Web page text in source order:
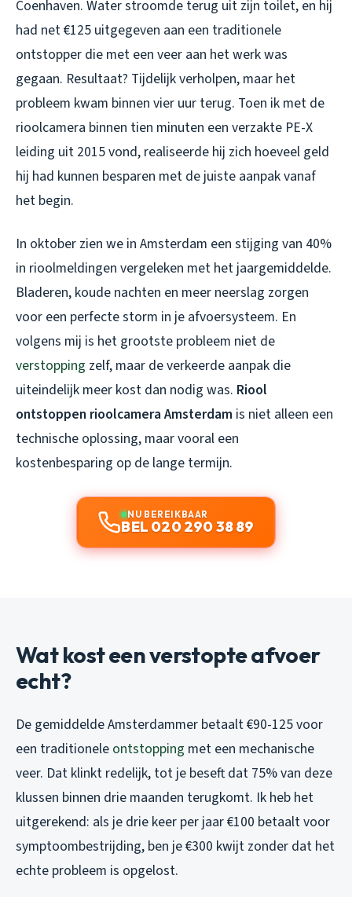
Coenhaven. Water stroomde terug uit zijn toilet, en hij
had net €125 uitgegeven aan een traditionele
ontstopper die met een veer aan het werk was
gegaan. Resultaat? Tijdelijk verholpen, maar het
probleem kwam binnen vier uur terug. Toen ik met de
rioolcamera binnen tien minuten een verzakte PE-X
leiding uit 2015 vond, realiseerde hij zich hoeveel geld
hij had kunnen besparen met de juiste aanpak vanaf
het begin.
In oktober zien we in Amsterdam een stijging van 40%
in rioolmeldingen vergeleken met het jaargemiddelde.
Bladeren, koude nachten en meer neerslag zorgen
voor een perfecte storm in je afvoersysteem. En
volgens mij is het grootste probleem niet de
verstopping zelf, maar de verkeerde aanpak die
uiteindelijk meer kost dan nodig was. Riool
ontstoppen rioolcamera Amsterdam is niet alleen een
technische oplossing, maar vooral een
kostenbesparing op de lange termijn.
NU BEREIKBAAR
BEL 020 290 38 89
Wat kost een verstopte afvoer
echt?
De gemiddelde Amsterdammer betaalt €90-125 voor
een traditionele ontstopping met een mechanische
veer. Dat klinkt redelijk, tot je beseft dat 75% van deze
klussen binnen drie maanden terugkomt. Ik heb het
uitgerekend: als je drie keer per jaar €100 betaalt voor
symptoombestrijding, ben je €300 kwijt zonder dat het
echte probleem is opgelost.